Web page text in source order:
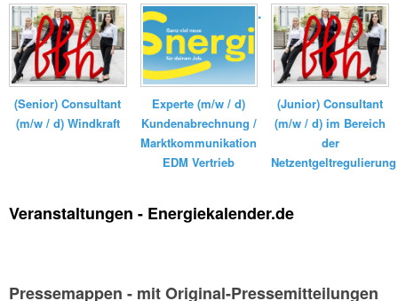
(Senior) Consultant
(m/w / d) Windkraft
Elektrizitätswerk...
Experte (m/w / d)
Kundenabrechnung /
Marktkommunikation
EDM Vertrieb
(Junior) Consultant
(m/w / d) im Bereich
der
Netzentgeltregulierung
Veranstaltungen - Energiekalender.de
Pressemappen - mit Original-Pressemitteilungen